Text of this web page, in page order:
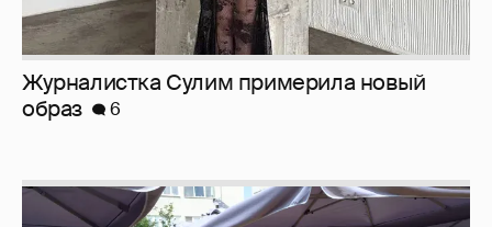
Журналистка Сулим примерила новый
образ
6